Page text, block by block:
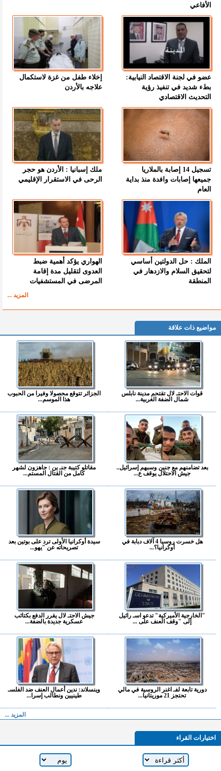
الأفاعي
عضو في لجنة الاقتصاد النيابية:
بطء شديد في تنفيذ رؤية
التحديث الاقتصادي
إخلاء طفل من غزة لاستكمال
علاجه بالأردن
تسجيل 14 إصابة بالملاريا
جميعها إصابات وافدة منذ بداية
العام
ملك إسبانيا : الأردن هو حجر
الرحى في الاستقرار الإقليمي
الملك : حل الدولتين أساسي
لتحقيق السلام والازدهار في
المنطقة
الهواري يؤكد أهمية ضبط
العدوى لتقليل مدة إقامة
المرضى في المستشفيات
المزيد ...
مواضيع ذات علاقة
قوات الاحتـ لال تقتحم مدينة نابلس
شمال الضفة الغربية...
الجزائر تتوقع محصولا وفيرا من الحبوب
هذا الموسم...
بعد تضامنهم مع جنين وسبهم إسرائيل..
جيش الاحتلال يوقف ع...
مقاتلو كتيبة جنـ ين : جاهزون لشهر
كامل من القتال المستم...
هل خسرت روسيا 4 آلاف دبابة في
أوكرانيا؟...
سيدة أوكرانيا الأولى ترد على بوتين بعد
تصريحاته عن "يهو...
"الخارجية الأميركية" تدعو اسـ رائيل
إلى "وقف العنف على ...
جيش الاحتـ لال يقرر الدفع بكتائب
عسكرية جديدة بالضفة...
دورية تابعة لفـ اغنر الروسية في مالي
تحتجز 21 موريتانيا...
وينسلاند: ندين أعمال العنف ضد الفلسـ
طينيين ونطالب إسرا...
المزيد ...
اختيارات القراء